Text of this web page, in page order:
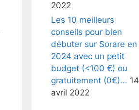
2022
Les 10 meilleurs
conseils pour bien
débuter sur Sorare en
2024 avec un petit
budget (<100 €) ou
gratuitement (0€)... 14
avril 2022